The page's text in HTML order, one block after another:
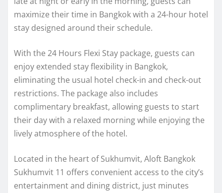
maximize their time in Bangkok with a 24-hour hotel
stay designed around their schedule.
With the 24 Hours Flexi Stay package, guests can
enjoy extended stay flexibility in Bangkok,
eliminating the usual hotel check-in and check-out
restrictions. The package also includes
complimentary breakfast, allowing guests to start
their day with a relaxed morning while enjoying the
lively atmosphere of the hotel.
Located in the heart of Sukhumvit, Aloft Bangkok
Sukhumvit 11 offers convenient access to the city’s
entertainment and dining district, just minutes